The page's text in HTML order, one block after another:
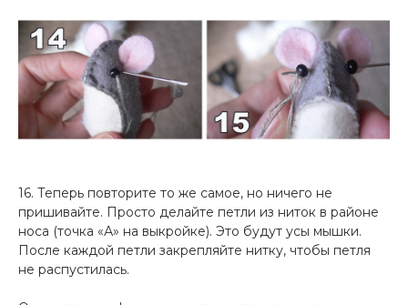
16. Теперь повторите то же самое, но ничего не
пришивайте. Просто делайте петли из ниток в районе
носа (точка «А» на выкройке). Это будут усы мышки.
После каждой петли закрепляйте нитку, чтобы петля
не распустилась.